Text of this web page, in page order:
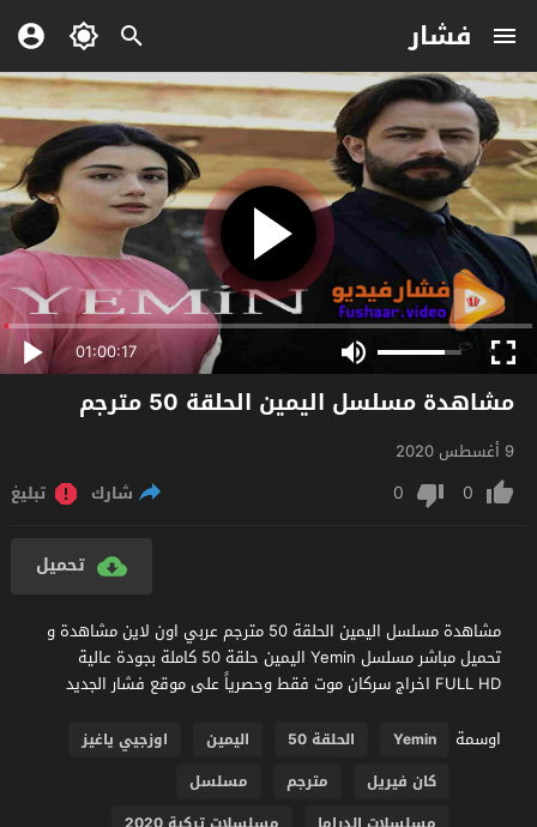
فشار
01:00:17
مشاهدة مسلسل اليمين الحلقة 50 مترجم
9 أغسطس 2020
0
0 شارك تبليغ
تحميل
مشاهدة مسلسل اليمين الحلقة 50 مترجم عربي اون لاين مشاهدة و
تحميل مباشر مسلسل Yemin اليمين حلقة 50 كاملة بجودة عالية
FULL HD اخراج سركان موت فقط وحصرياً على موقع فشار الجديد
اوسمة
Yemin الحلقة 50 اليمين
اوزجيي ياغيز
كان فيريل
مترجم
مسلسل